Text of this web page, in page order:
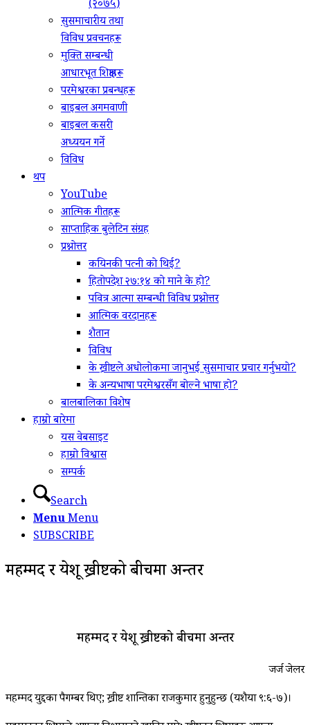
(२०७५)
सुसमाचारीय तथा
विविध प्रवचनहरू
मुक्ति सम्बन्धी
आधारभूत शिक्षाहरू
परमेश्वरका प्रबन्धहरू
बाइबल अगमवाणी
बाइबल कसरी
अध्ययन गर्ने
विविध
थप
YouTube
आत्मिक गीतहरू
साप्ताहिक बुलेटिन संग्रह
प्रश्नोत्तर
कयिनकी पत्नी को थिई?
हितोपदेश २७:१४ को माने के हो?
पवित्र आत्मा सम्बन्धी विविध प्रश्नोत्तर
आत्मिक वरदानहरू
शैतान
विविध
के ख्रीष्टले अधोलोकमा जानुभई सुसमाचार प्रचार गर्नुभयो?
के अन्यभाषा परमेश्वरसँग बोल्ने भाषा हो?
बालबालिका विशेष
हाम्रो बारेमा
यस वेबसाइट
हाम्रो विश्वास
सम्पर्क
Search
MenuMenu
SUBSCRIBE
महम्मद र येशू ख्रीष्टको बीचमा अन्तर
महम्मद र येशू ख्रीष्टको बीचमा अन्तर
जर्ज जेलर
महम्मद युद्दका पैगम्बर थिए; ख्रीष्ट शान्तिका राजकुमार हुनुहुन्छ (यशैया ९:६-७)।